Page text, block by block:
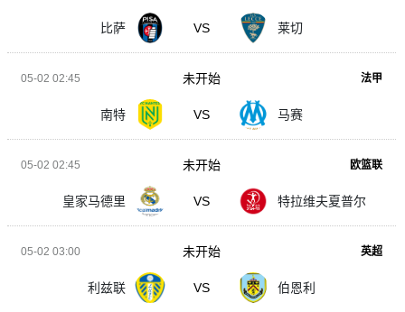
比萨 VS 莱切
05-02 02:45 法甲
南特 VS 马赛
未开始
05-02 02:45 欧篮联
皇家马德里 VS 特拉维夫夏普尔
未开始
05-02 03:00 英超
利兹联 VS 伯恩利
未开始